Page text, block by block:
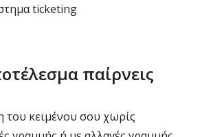
ticketing
παίρνεις
του κειμένου σου χωρίς